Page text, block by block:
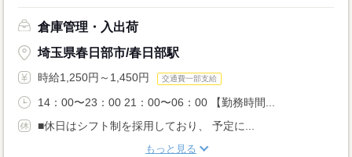
倉庫管理・入出荷
埼玉県春日部市/春日部駅
時給1,250円～1,450円 交通費一部支給
14：00〜23：00 21：00〜06：00 【勤務時間...
■休日はシフト制を採用しており、 予定に...
もっと見る